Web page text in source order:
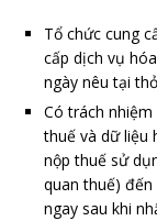
Tổ chức cung
cấp dịch vụ
ngày nêu tại
Có trách
thuế và dữ liệu
nộp thuế sử
quan thuế)
ngay sau khi